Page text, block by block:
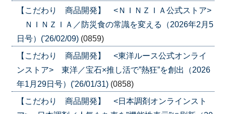
【こだわり 商品開発】 <ＮＩＮＺＩＡ公式ストア>
ＮＩＮＺＩＡ／防災食の常識を変える（2026年2月5
日号）('26/02/09) (0859)
【こだわり 商品開発】 <東洋ルース公式オンライ
ンストア> 東洋／宝石×推し活で”熱狂”を創出（2026
年1月29日号）('26/01/31) (0858)
【こだわり 商品開発】 <日本調剤オンラインスト